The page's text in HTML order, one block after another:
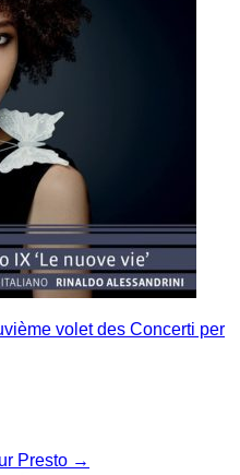
volet des Concerti per
Presto →